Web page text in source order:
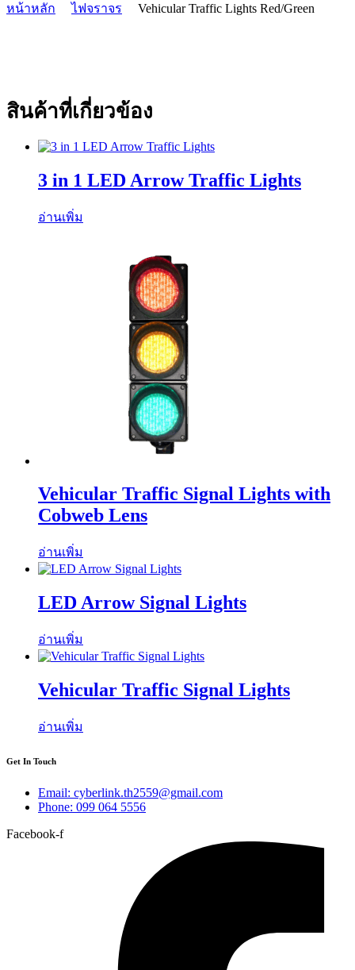
หน้าหลัก ไฟจราจร Vehicular Traffic Lights Red/Green
สินค้าที่เกี่ยวข้อง
3 in 1 LED Arrow Traffic Lights
อ่านเพิ่ม
Vehicular Traffic Signal Lights with
Cobweb Lens
อ่านเพิ่ม
LED Arrow Signal Lights
อ่านเพิ่ม
Vehicular Traffic Signal Lights
อ่านเพิ่ม
Get In Touch
Email: cyberlink.th2559@gmail.com
Phone: 099 064 5556
Facebook-f